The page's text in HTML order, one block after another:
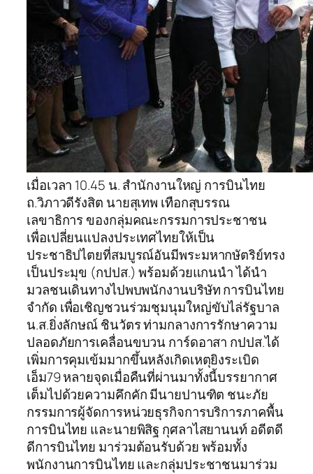
เมื่อเวลา 10.45 น. สำนักงานใหญ่ การบินไทย
ถ.วิภาวดีรังสิต นายสุเทพ เทือกสุบรรณ
เลขาธิการ ของกลุ่มคณะกรรมการประชาชน
เพื่อเปลี่ยนแปลงประเทศไทยให้เป็น
ประชาธิปไตยที่สมบูรณ์อันมีพระมหากษัตริย์ทรง
เป็นประมุข (กปปส.) พร้อมด้วยแกนนำ ได้นำ
มวลชนเดินทางไปพบพนักงานบริษัท การบินไทย
จำกัด เพื่อเชิญชวนร่วมชุมนุมใหญ่ขับไล่รัฐบาล
น.ส.ยิ่งลักษณ์ ชินวัตร ท่ามกลางการรักษาความ
ปลอดภัยการเคลื่อนขบวน การ์ดอาสา กปปส.ได้
เพิ่มการคุมเข้มมากขึ้นหลังเกิดเหตุยิงระเบิด
เอ็ม79 หลายจุดเมื่อคืนที่ผ่านมาทั้งนี้บรรยากาศ
เต็มไปด้วยความคึกคัก มีนายปานฑิต ชนะภัย
กรรมการผู้จัดการหน่วยธุรกิจการบริการภาคพื้น
การบินไทย และนายพิสิฐ กุศลาไสยานนท์ อดีตดี
ดีการบินไทย มาร่วมต้อนรับด้วย พร้อมทั้ง
พนักงานการบินไทย และกลุ่มประชาชนมาร่วม